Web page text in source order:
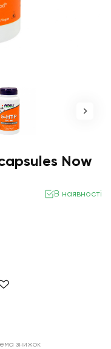
Now
В наявності
знижок